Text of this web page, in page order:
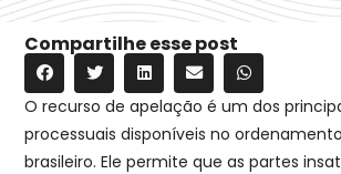
Compartilhe esse post
O recurso de apelação é um dos
processuais disponíveis no
brasileiro. Ele permite que as partes